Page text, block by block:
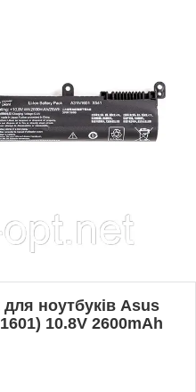
ноутбуків Asus
10.8V 2600mAh